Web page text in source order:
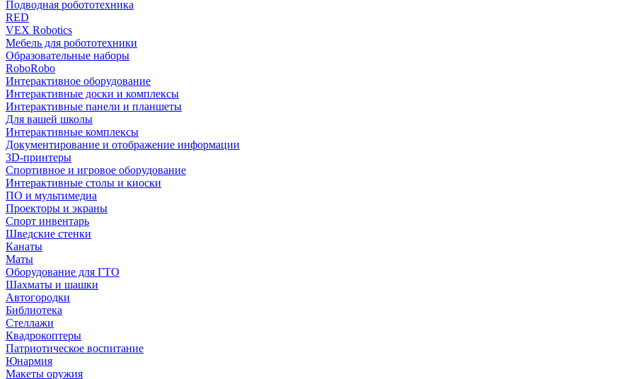
Подводная робототехника
RED
VEX Robotics
Мебель для робототехники
Образовательные наборы
RoboRobo
Интерактивное оборудование
Интерактивные доски и комплексы
Интерактивные панели и планшеты
Для вашей школы
Интерактивные комплексы
Документирование и отображение информации
3D-принтеры
Спортивное и игровое оборудование
Интерактивные столы и киоски
ПО и мультимедиа
Проекторы и экраны
Спорт инвентарь
Шведские стенки
Канаты
Маты
Оборудование для ГТО
Шахматы и шашки
Автогородки
Библиотека
Стеллажи
Квадрокоптеры
Патриотическое воспитание
Юнармия
Макеты оружия